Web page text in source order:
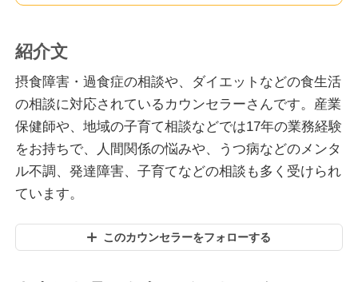
紹介文
摂食障害・過食症の相談や、ダイエットなどの食生活
の相談に対応されているカウンセラーさんです。産業
保健師や、地域の子育て相談などでは17年の業務経験
をお持ちで、人間関係の悩みや、うつ病などのメンタ
ル不調、発達障害、子育てなどの相談も多く受けられ
ています。
このカウンセラーをフォローする